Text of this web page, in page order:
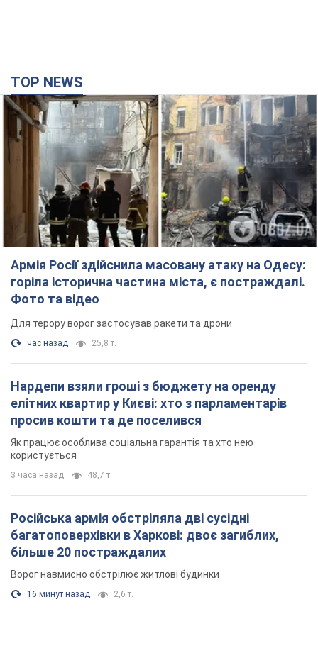
TOP NEWS
Армія Росії здійснила масовану атаку на Одесу:
горіла історична частина міста, є постраждалі.
Фото та відео
Для терору ворог застосував ракети та дрони
час назад 25,8 т.
Нардепи взяли гроші з бюджету на оренду
елітних квартир у Києві: хто з парламентарів
просив кошти та де поселився
Як працює особлива соціальна гарантія та хто нею
користується
3 часа назад 48,7 т.
Російська армія обстріляла дві сусідні
багатоповерхівки в Харкові: двоє загиблих,
більше 20 постраждалих
Ворог навмисно обстрілює житлові будинки
16 минут назад 2,6 т.